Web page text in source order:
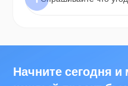
Начните сегодня